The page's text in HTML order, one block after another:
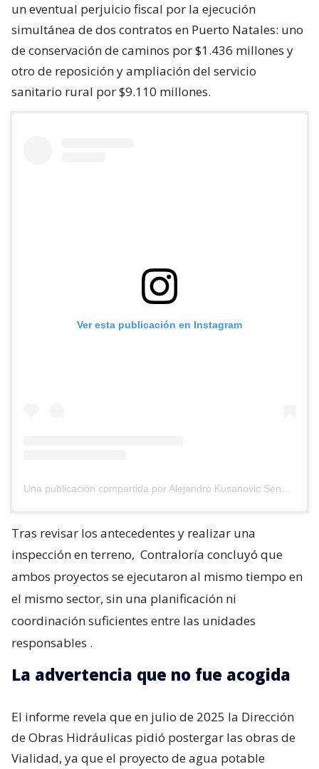
un eventual perjuicio fiscal por la ejecución
simultánea de dos contratos en Puerto Natales: uno
de conservación de caminos por $1.436 millones y
otro de reposición y ampliación del servicio
sanitario rural por $9.110 millones.
Ver esta publicación en Instagram
Tras revisar los antecedentes y realizar una
inspección en terreno, Contraloría concluyó que
ambos proyectos se ejecutaron al mismo tiempo en
el mismo sector, sin una planificación ni
coordinación suficientes entre las unidades
responsables .
La advertencia que no fue acogida
El informe revela que en julio de 2025 la Dirección
de Obras Hidráulicas pidió postergar las obras de
Vialidad, ya que el proyecto de agua potable